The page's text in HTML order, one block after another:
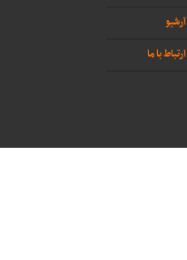
آرشیو
ارتباط با ما